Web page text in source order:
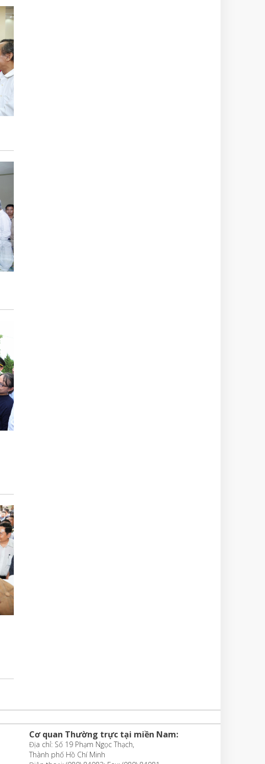
Cơ quan Thường trực tại miền Nam:
Địa chỉ: Số 19 Phạm Ngọc Thạch,
Thành phố Hồ Chí Minh